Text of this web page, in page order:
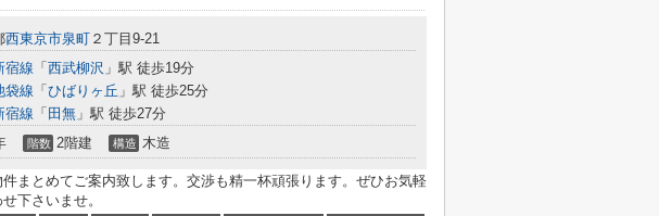
西東京市泉町 ２丁目9-21
宿線 「 西武柳沢 」駅 徒歩19分
袋線 「 ひばりヶ丘 」駅 徒歩25分
宿線 「 田無 」駅 徒歩27分
階数 2階建 構造 木造
まとめてご案内致します。交渉も精一杯頑張ります。ぜひお気軽
下さいませ。